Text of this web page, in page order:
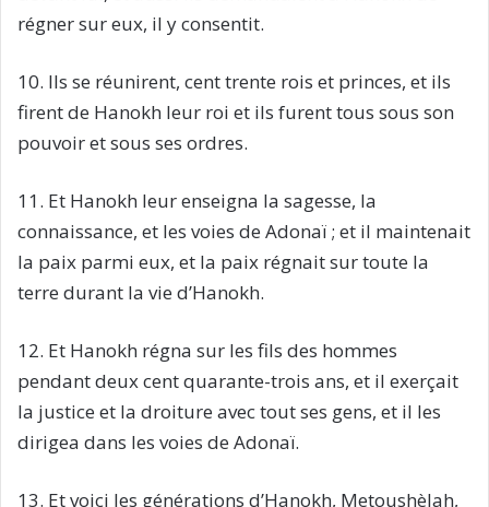
régner sur eux, il y consentit.
10. Ils se réunirent, cent trente rois et princes, et ils
firent de Hanokh leur roi et ils furent tous sous son
pouvoir et sous ses ordres.
11. Et Hanokh leur enseigna la sagesse, la
connaissance, et les voies de Adonaï ; et il maintenait
la paix parmi eux, et la paix régnait sur toute la
terre durant la vie d’Hanokh.
12. Et Hanokh régna sur les fils des hommes
pendant deux cent quarante-trois ans, et il exerçait
la justice et la droiture avec tout ses gens, et il les
dirigea dans les voies de Adonaï.
13. Et voici les générations d’Hanokh, Metoushèlah,